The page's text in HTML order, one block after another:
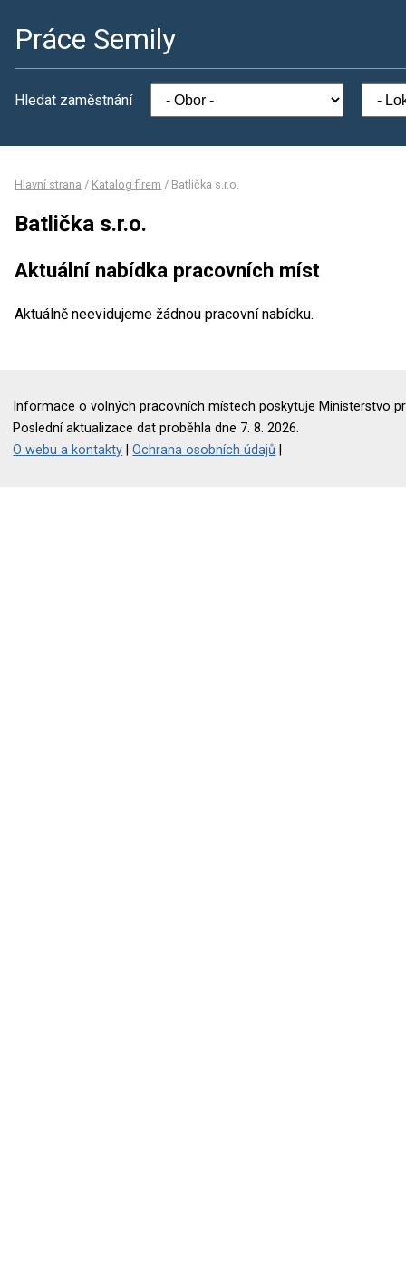
Práce Semily
Hledat zaměstnání
Hlavní strana / Katalog firem / Batlička s.r.o.
Batlička s.r.o.
Aktuální nabídka pracovních míst
Aktuálně neevidujeme žádnou pracovní nabídku.
Informace o volných pracovních místech poskytuje Ministerstvo
Poslední aktualizace dat proběhla dne 7. 8. 2026.
O webu a kontakty |Ochrana osobních údajů